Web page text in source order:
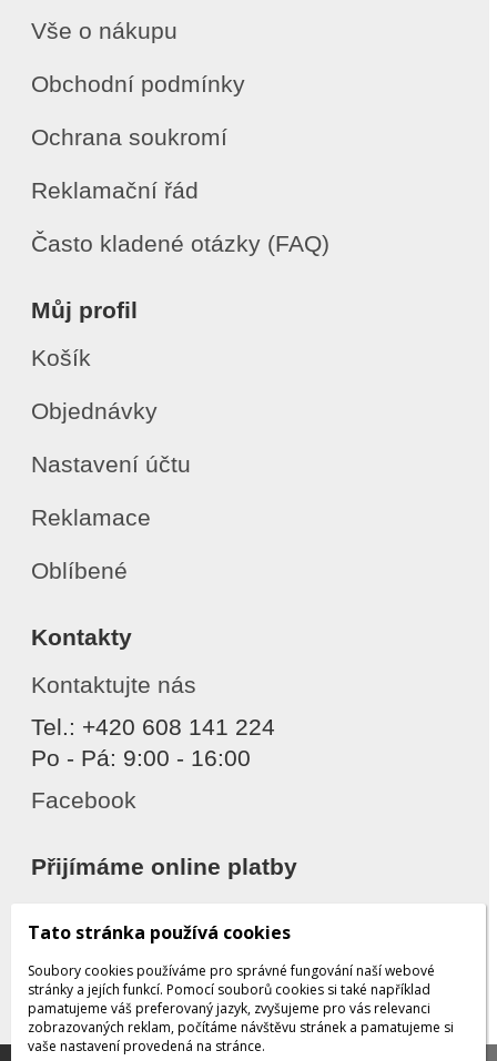
Vše o nákupu
Obchodní podmínky
Ochrana soukromí
Reklamační řád
Často kladené otázky (FAQ)
Můj profil
Košík
Objednávky
Nastavení účtu
Reklamace
Oblíbené
Kontakty
Kontaktujte nás
Tel.: +420 608 141 224
Po - Pá: 9:00 - 16:00
Facebook
Přijímáme online platby
Děkujeme za důvěru
Tato stránka používá cookies
Soubory cookies používáme pro správné fungování naší webové
stránky a jejích funkcí. Pomocí souborů cookies si také například
pamatujeme váš preferovaný jazyk, zvyšujeme pro vás relevanci
zobrazovaných reklam, počítáme návštěvu stránek a pamatujeme si
vaše nastavení provedená na stránce.